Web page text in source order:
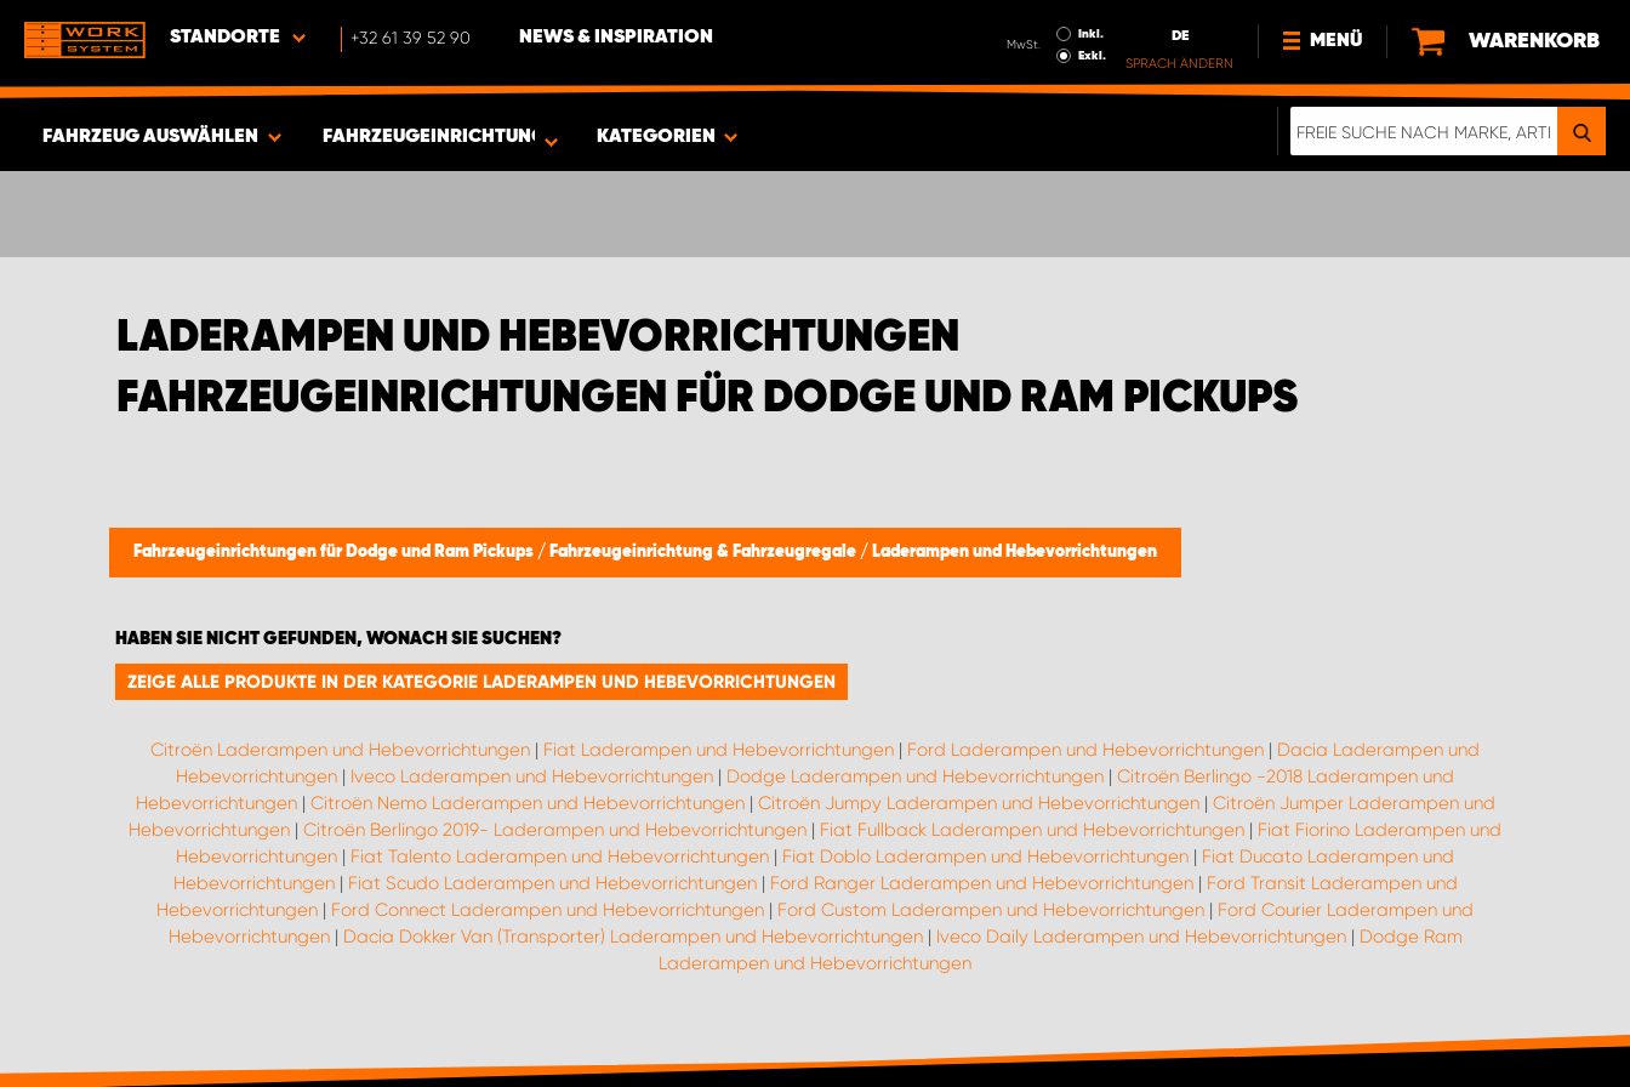
STANDORTE +32 61 39 52 90 NEWS & INSPIRATION MwSt.
Inkl.
Exkl.
DE
SPRACH ÄNDERN
MENÜ
NEWS
WARENKORB
FAHRZEUG AUSWÄHLEN
ARTIKEL
FAHRZEUGEINRICHTUNGEN FÜR DODGE UND RAM PICKUPS
KATEGORIEN
LADERAMPEN UND HEBEVORRICHTUNGEN
FAHRZEUGEINRICHTUNGEN FÜR DODGE UND RAM PICKUPS
Fahrzeugeinrichtungen für Dodge und Ram Pickups / Fahrzeugeinrichtung & Fahrzeugregale / Laderampen und Hebevorrichtungen
HABEN SIE NICHT GEFUNDEN, WONACH SIE SUCHEN?
ZEIGE ALLE PRODUKTE IN DER KATEGORIE LADERAMPEN UND HEBEVORRICHTUNGEN
Citroën Laderampen und Hebevorrichtungen | Fiat Laderampen und Hebevorrichtungen | Ford Laderampen und Hebevorrichtungen | Dacia Laderampen und
Hebevorrichtungen | Iveco Laderampen und Hebevorrichtungen | Dodge Laderampen und Hebevorrichtungen | Citroën Berlingo -2018 Laderampen und
Hebevorrichtungen| Citroën Nemo Laderampen und Hebevorrichtungen| Citroën Jumpy Laderampen und Hebevorrichtungen| Citroën Jumper Laderampen und
Hebevorrichtungen | Citroën Berlingo 2019- Laderampen und Hebevorrichtungen | Fiat Fullback Laderampen und Hebevorrichtungen | Fiat Fiorino Laderampen und
Hebevorrichtungen | Fiat Talento Laderampen und Hebevorrichtungen | Fiat Doblo Laderampen und Hebevorrichtungen | Fiat Ducato Laderampen und
Hebevorrichtungen| Fiat Scudo Laderampen und Hebevorrichtungen| Ford Ranger Laderampen und Hebevorrichtungen| Ford Transit Laderampen und
Hebevorrichtungen | Ford Connect Laderampen und Hebevorrichtungen | Ford Custom Laderampen und Hebevorrichtungen | Ford Courier Laderampen und
Hebevorrichtungen| Dacia Dokker Van (Transporter) Laderampen und Hebevorrichtungen| Iveco Daily Laderampen und Hebevorrichtungen| Dodge Ram
Laderampen und Hebevorrichtungen